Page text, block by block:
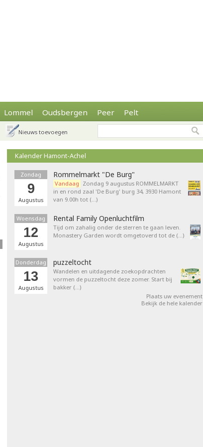
Lommel Oudsbergen Peer Pelt
Nieuws toevoegen
Kalender Hamont-Achel
Zondag
9
Augustus
Rommelmarkt "De Burg"
Vandaag Zondag 9 augustus ROMMELMARKT
in en rond zaal 'De Burg' burg 34, 3930 Hamont
van 9.00h tot (…)
Woensdag
12
Augustus
Rental Family Openluchtfilm
Tijd om zahalig onder de sterren te gaan leven.
Monastery Garden wordt omgetoverd tot de (…)
Donderdag
13
Augustus
puzzeltocht
Wandelen en uitdagende zoekopdrachten
vormen de puzzeltocht deze zomer. Start bij
bakker (…)
Plaats uw evenement
Bekijk de hele kalender